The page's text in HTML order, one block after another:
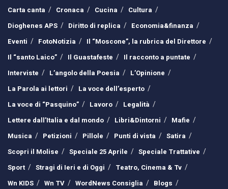
Carta canta
Cronaca Cucina
Cultura
Dioghenes APS
Diritto di replica
Economia&finanza
Eventi
FotoNotizia
Il “Moscone”, la rubrica del Direttore
Il “santo Laico”
Il Guastafeste
Il racconto a puntate
Interviste
L’angolo della Poesia
L’Opinione
La Parola ai lettori
La voce dell’esperto
La voce di “Pasquino”
Lavoro
Legalità
Lettere dall’Italia e dal mondo
Libri&Dintorni
Mafie
Musica
Petizioni Pillole Punti di vista
Satira
Scopri il Molise
Speciale 25 Aprile
Speciale Trattative
Sport
Stragi di Ieri e di Oggi
Teatro, Cinema & Tv
Wn KIDS
Wn TV WordNews Consiglia
Blogs